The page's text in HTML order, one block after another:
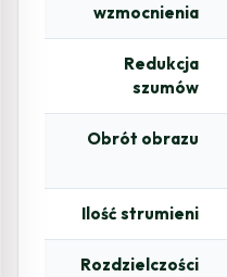
wzmocnienia
Redukcja
szumów
Obrót obrazu
Ilość strumieni
Rozdzielczości